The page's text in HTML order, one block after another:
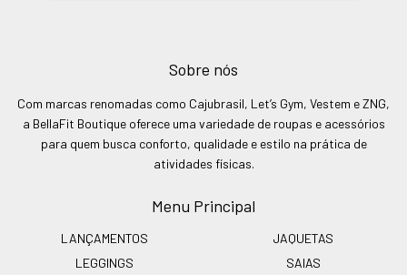
Sobre nós
Com marcas renomadas como Cajubrasil, Let’s Gym, Vestem e ZNG,
a BellaFit Boutique oferece uma variedade de roupas e acessórios
para quem busca conforto, qualidade e estilo na prática de
atividades físicas.
Menu Principal
LANÇAMENTOS
LEGGINGS
JAQUETAS
SAIAS